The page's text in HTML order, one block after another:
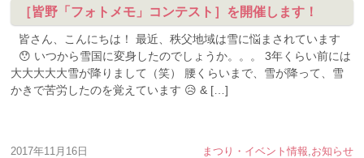
［皆野「フォトメモ」コンテスト］を開催します！
皆さん、こんにちは！ 最近、秩父地域は雪に悩まされています
😯 いつから雪国に変身したのでしょうか。。。 3年くらい前には
大大大大大雪が降りまして（笑） 腰くらいまで、雪が降って、雪
かきで苦労したのを覚えています 😥 & […]
まつり・イベント情報 お知らせ
2017年11月16日